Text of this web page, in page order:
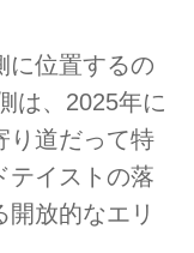
に位置するの
は、2025年に
り道だって特
テイストの落
放的なエリ